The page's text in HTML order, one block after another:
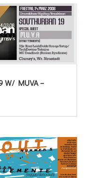
W/ MUVA –